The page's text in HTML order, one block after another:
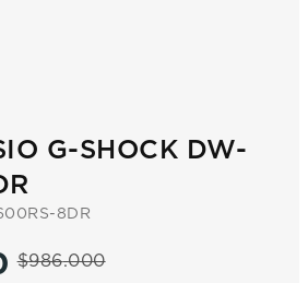
G-SHOCK DW-
8DR
$986.000